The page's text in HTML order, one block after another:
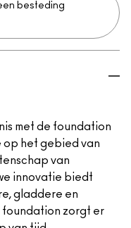
besteding
met de foundation
op het gebied van
van
innovatie biedt
gladdere en
foundation zorgt er